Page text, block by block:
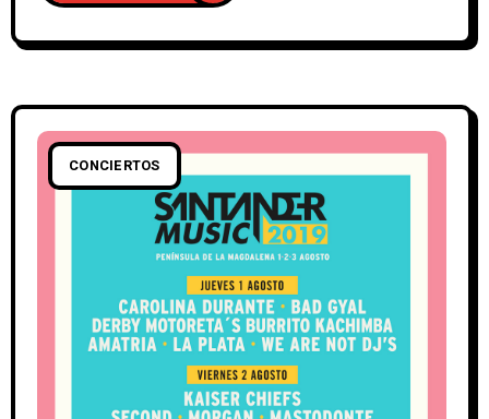
CONCIERTOS